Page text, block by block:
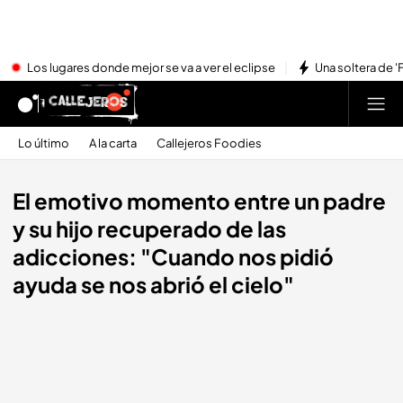
Los lugares donde mejor se va a ver el eclipse Una soltera de
Lo último A la carta Callejeros Foodies
El emotivo momento entre un padre
y su hijo recuperado de las
adicciones: "Cuando nos pidió
ayuda se nos abrió el cielo"